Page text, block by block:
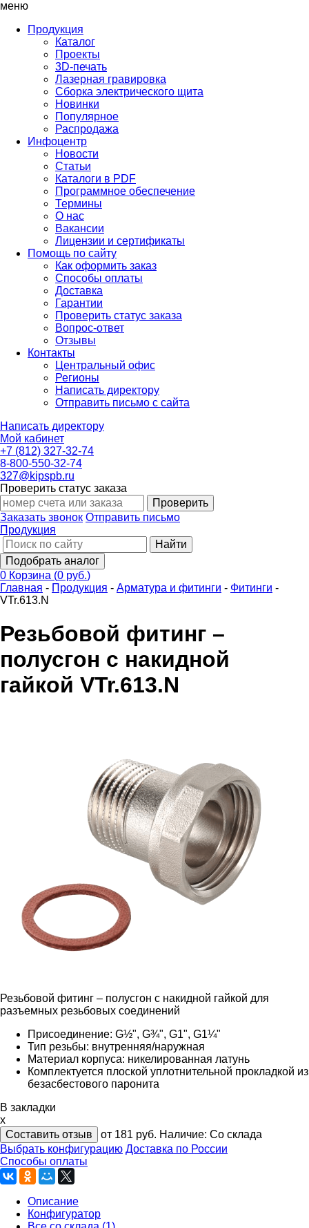
меню
Продукция
Каталог
Проекты
3D-печать
Лазерная гравировка
Сборка электрического щита
Новинки
Популярное
Распродажа
Инфоцентр
Новости
Статьи
Каталоги в PDF
Программное обеспечение
Термины
О нас
Вакансии
Лицензии и сертификаты
Помощь по сайту
Как оформить заказ
Способы оплаты
Доставка
Гарантии
Проверить статус заказа
Вопрос-ответ
Отзывы
Контакты
Центральный офис
Регионы
Написать директору
Отправить письмо с сайта
Написать директору
Мой кабинет
+7 (812) 327-32-74
8-800-550-32-74
327@kipspb.ru
Проверить статус заказа
Проверить
Заказать звонок Отправить письмо
Продукция
Найти
Подобрать аналог
0 Корзина (0 руб.)
Главная - Продукция - Арматура и фитинги - Фитинги -
VTr.613.N
Резьбовой фитинг –
полусгон с накидной
гайкой VTr.613.N
Резьбовой фитинг – полусгон с накидной гайкой для
разъемных резьбовых соединений
Присоединение: G½", G¾", G1", G1¼"
Тип резьбы: внутренняя/наружная
Материал корпуса: никелированная латунь
Комплектуется плоской уплотнительной прокладкой из
безасбестового паронита
В закладки
x
Составить отзыв
от 181 руб. Наличие: Со склада
Выбрать конфигурацию Доставка по России
Способы оплаты
Описание
Конфигуратор